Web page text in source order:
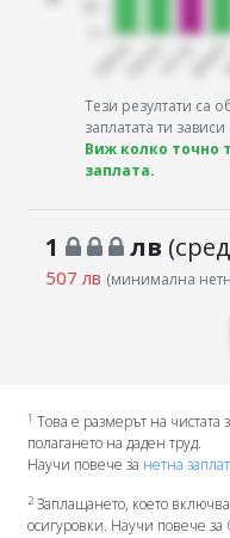
Тези резултати са
заплатата ти
Виж колко точно
заплата.
1 лв
507 лв (минимална
1 Това е размерът на чистата
полагането на даден труд.
Научи повече за нетна
2Заплащането, което
осигуровки. Научи повече за